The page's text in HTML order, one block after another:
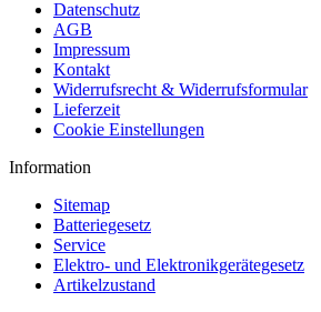
Datenschutz
AGB
Impressum
Kontakt
Widerrufsrecht & Widerrufsformular
Lieferzeit
Cookie Einstellungen
Information
Sitemap
Batteriegesetz
Service
Elektro- und Elektronikgerätegesetz
Artikelzustand